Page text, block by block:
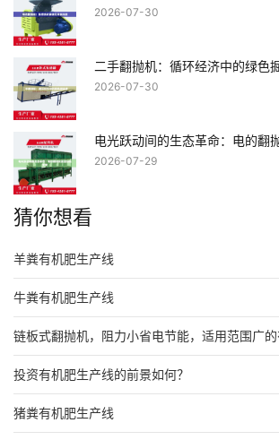
2026-07-30
二手翻抛机：循环经济中的绿色
2026-07-30
电光跃动间的生态革命：电的翻
2026-07-29
猜你想看
羊粪有机肥生产线
牛粪有机肥生产线
链板式翻抛机，阻力小省电节能，适用范围广的
投资有机肥生产线的前景如何？
猪粪有机肥生产线